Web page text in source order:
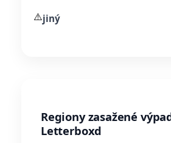
⚠️jiný
Regiony zasažené
Letterboxd